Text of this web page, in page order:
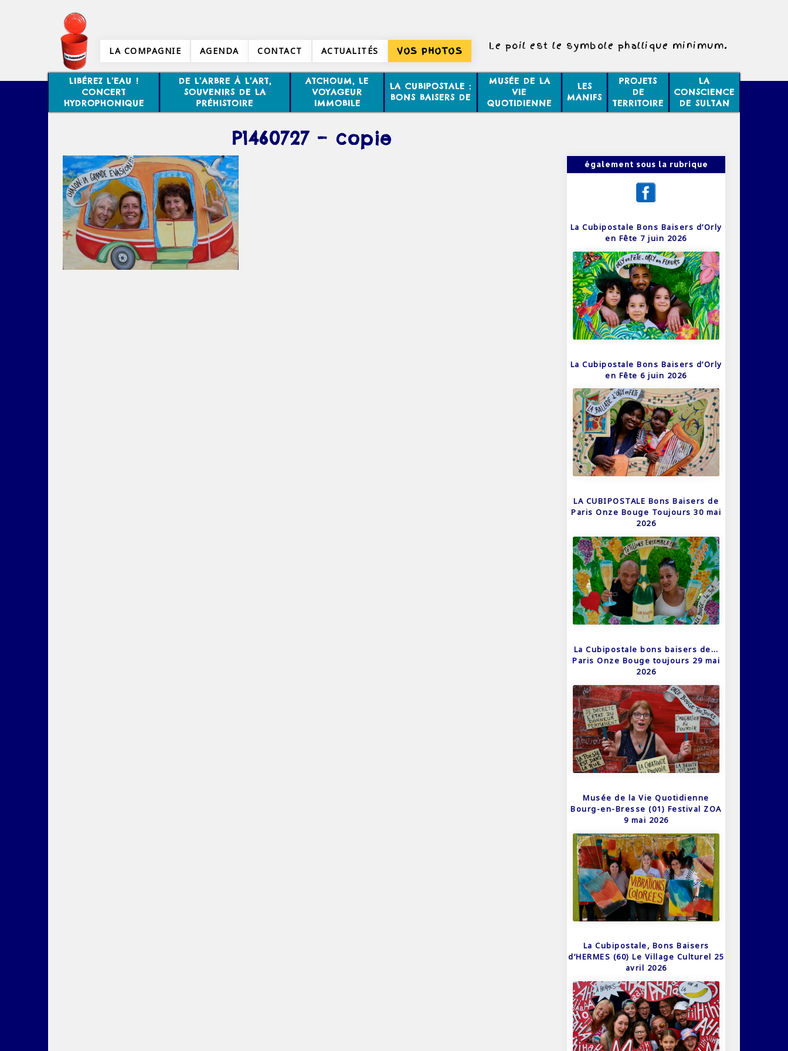
LA COMPAGNIE AGENDA CONTACT ACTUALITÉS VOS PHOTOS Le poil est le symbole phallique minimum.
LIBÉREZ L’EAU !
CONCERT
HYDROPHONIQUE
DE L’ARBRE À L’ART,
SOUVENIRS DE LA
PRÉHISTOIRE
ATCHOUM, LE
VOYAGEUR
IMMOBILE
LA CUBIPOSTALE :
BONS BAISERS DE
MUSÉE DE LA
VIE
QUOTIDIENNE
LES
MANIFS
PROJETS
DE
TERRITOIRE
LA
CONSCIENCE
DE SULTAN
P1460727 – copie
également sous la rubrique
La Cubipostale Bons Baisers d’Orly
en Fête 7 juin 2026
La Cubipostale Bons Baisers d’Orly
en Fête 6 juin 2026
LA CUBIPOSTALE Bons Baisers de
Paris Onze Bouge Toujours 30 mai
2026
La Cubipostale bons baisers de…
Paris Onze Bouge toujours 29 mai
2026
Musée de la Vie Quotidienne
Bourg-en-Bresse (01) Festival ZOA
9 mai 2026
La Cubipostale, Bons Baisers
d’HERMES (60) Le Village Culturel 25
avril 2026